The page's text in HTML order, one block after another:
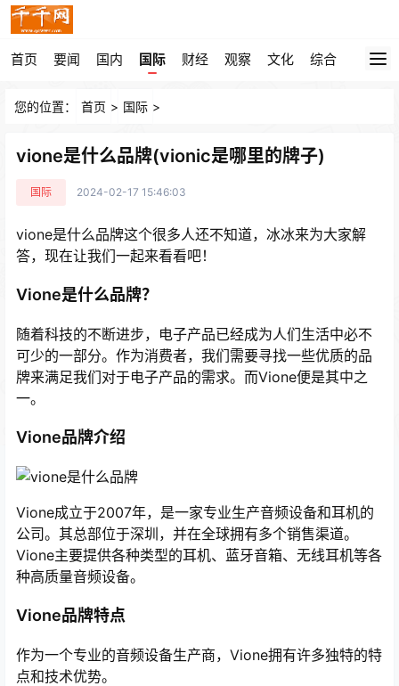
首页 要闻 国内 国际 财经 观察 文化 综合
您的位置： 首页 > 国际 >
vione是什么品牌(vionic是哪里的牌子)
国际 2024-02-17 15:46:03
vione是什么品牌这个很多人还不知道，冰冰来为大家解
答，现在让我们一起来看看吧！
Vione是什么品牌？
随着科技的不断进步，电子产品已经成为人们生活中必不
可少的一部分。作为消费者，我们需要寻找一些优质的品
牌来满足我们对于电子产品的需求。而Vione便是其中之
一。
Vione品牌介绍
Vione成立于2007年，是一家专业生产音频设备和耳机的
公司。其总部位于深圳，并在全球拥有多个销售渠道。
Vione主要提供各种类型的耳机、蓝牙音箱、无线耳机等各
种高质量音频设备。
Vione品牌特点
作为一个专业的音频设备生产商，Vione拥有许多独特的特
点和技术优势。